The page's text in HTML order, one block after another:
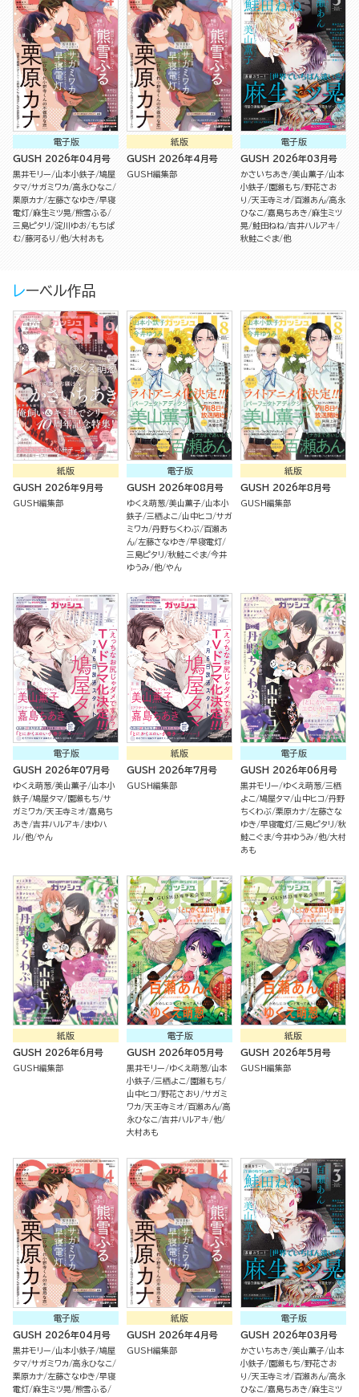
電子版
GUSH 2026年04月号
黒井モリー 山本小鉄子 鳩屋
タマ サガミワカ 高永ひなこ
栗原カナ 左藤さなゆき 早寝
電灯 麻生ミツ晃 熊雪ふる
三島ピタリ 淀川ゆお もちぱ
む 藤河るり 他 大村あも
紙版
GUSH 2026年4月号
GUSH編集部
電子版
GUSH 2026年03月号
かさいちあき 美山薫子 山本
小鉄子 園瀬もち 野花さお
り
天王寺ミオ 百瀬あん 高永
ひなこ 嘉島ちあき 麻生ミツ
晃 鮭田ねね 吉井ハルアキ
秋鮭こぐま 他
レーベル作品
紙版
GUSH 2026年9月号
GUSH編集部
電子版
GUSH 2026年08月号
ゆくえ萌葱 美山薫子 山本小
鉄子 三栖よこ 山中ヒコ サガ
ミワカ 丹野ちくわぶ 百瀬あ
ん 左藤さなゆき 早寝電灯
三島ピタリ 秋鮭こぐま 今井
ゆうみ 他 やん
紙版
GUSH 2026年8月号
GUSH編集部
電子版
GUSH 2026年07月号
ゆくえ萌葱 美山薫子 山本小
鉄子 鳩屋タマ 園瀬もち サ
ガミワカ 天王寺ミオ 嘉島ち
あき 吉井ハルアキ
まゆハ
ル 他 やん
紙版
GUSH 2026年7月号
GUSH編集部
電子版
GUSH 2026年06月号
黒井モリー ゆくえ萌葱 三栖
よこ 鳩屋タマ 山中ヒコ 丹野
ちくわぶ 栗原カナ 左藤さな
ゆき 早寝電灯 三島ピタリ 秋
鮭こぐま 今井ゆうみ 他 大村
あも
紙版
GUSH 2026年6月号
GUSH編集部
電子版
GUSH 2026年05月号
黒井モリー ゆくえ萌葱 山本
小鉄子 三栖よこ
園瀬もち
山中ヒコ 野花さおり
サガミ
ワカ 天王寺ミオ 百瀬あん 高
永ひなこ 吉井ハルアキ 他
大村あも
紙版
GUSH 2026年5月号
GUSH編集部
電子版
GUSH 2026年04月号
黒井モリー 山本小鉄子 鳩屋
タマ サガミワカ 高永ひなこ
栗原カナ 左藤さなゆき 早寝
電灯 麻生ミツ晃 熊雪ふる
紙版
GUSH 2026年4月号
GUSH編集部
電子版
GUSH 2026年03月号
かさいちあき 美山薫子 山本
小鉄子 園瀬もち 野花さお
り
天王寺ミオ 百瀬あん 高永
ひなこ 嘉島ちあき 麻生ミツ